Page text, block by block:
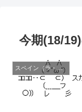
今期(18/
スペイン（ラ・リーガ）